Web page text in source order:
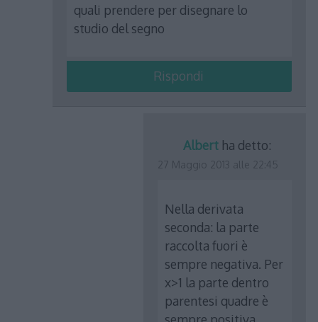
quali prendere per disegnare lo
studio del segno
Rispondi
Albert ha detto:
Nella derivata
seconda: la parte
raccolta fuori è
sempre negativa. Per
x>1 la parte dentro
parentesi quadre è